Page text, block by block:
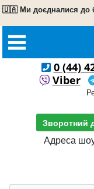
🇺🇦 Ми доєдналися до
0 (44)
Viber
Зворотний
Адреса